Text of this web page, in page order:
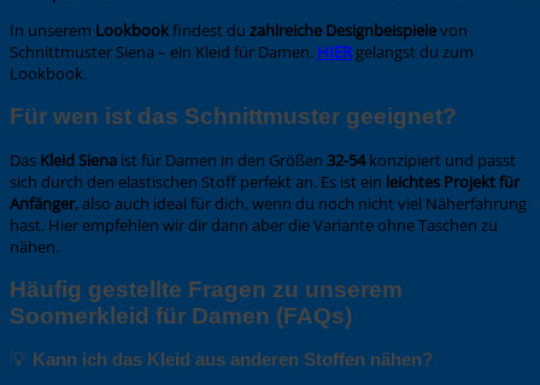
In unserem Lookbookfindest du zahlreiche Designbeispielevon
Schnittmuster Siena – ein Kleid für Damen. HIERgelangst du zum
Lookbook.
Für wen ist das Schnittmuster geeignet?
Das Kleid Siena ist für Damen in den Größen 32-54konzipiert und passt
sich durch den elastischen Stoff perfekt an. Es ist ein leichtes Projekt für
Anfänger, also auch ideal für dich, wenn du noch nicht viel Näherfahrung
hast. Hier empfehlen wir dir dann aber die Variante ohne Taschen zu
nähen.
Häufig gestellte Fragen zu unserem
Soomerkleid für Damen (FAQs)
💡 Kann ich das Kleid aus anderen Stoffen nähen?